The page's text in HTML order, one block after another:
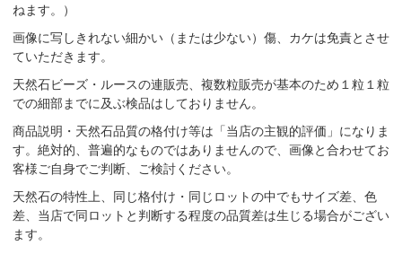
ねます。）
画像に写しきれない細かい（または少ない）傷、カケは免責とさせ
ていただきます。
天然石ビーズ・ルースの連販売、複数粒販売が基本のため１粒１粒
での細部までに及ぶ検品はしておりません。
商品説明・天然石品質の格付け等は「当店の主観的評価」になりま
す。絶対的、普遍的なものではありませんので、画像と合わせてお
客様ご自身でご判断、ご検討ください。
天然石の特性上、同じ格付け・同じロットの中でもサイズ差、色
差、当店で同ロットと判断する程度の品質差は生じる場合がござい
ます。